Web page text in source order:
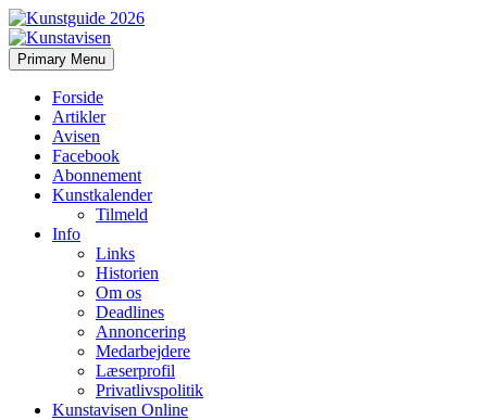
Kunstavisen
Search
Primary Menu Skip
to
Forside
Artikler
Avisen
Facebook
Abonnement
Kunstkalender
Tilmeld
Info
Links
Historien
Om os
Deadlines
Annoncering
Medarbejdere
Læserprofil
Privatlivspolitik
Kunstavisen Online